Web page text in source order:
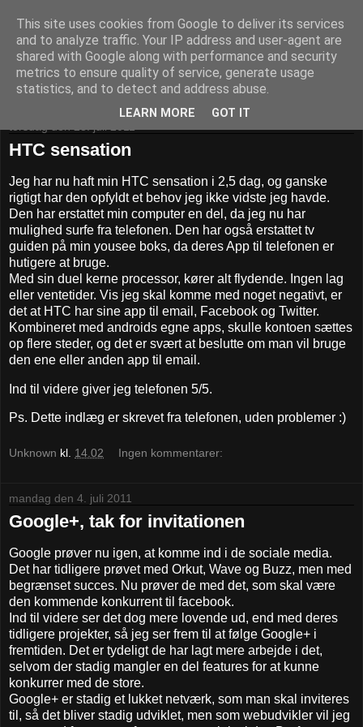
Daniel og hans whatever
Pivotpoint.dk - It's your decision
HTC sensation
Jeg har nu haft min HTC sensation i 2,5 dag, og ganske
rigtigt har den opfyldt et behov jeg ikke vidste jeg havde.
Den har erstattet min computer en del, da jeg nu har
mulighed surfe fra telefonen. Den har også erstattet tv
guiden på min yousee boks, da deres App til telefonen er
hutigere at bruge.
Med sin duel kerne processor, kører alt flydende. Ingen lag
eller ventetider. Vis jeg skal komme med noget negativt, er
det at HTC har sine app til email, Facebook og Twitter.
Kombineret med androids egne apps, skulle kontoen sættes
op flere steder, og det er svært at beslutte om man vil bruge
den ene eller anden app til email.
Ind til videre giver jeg telefonen 5/5.
Ps. Dette indlæg er skrevet fra telefonen, uden problemer :)
Unknown kl. 14.02 Ingen kommentarer:
mandag den 4. juli 2011
Google+, tak for invitationen
Google prøver nu igen, at komme ind i de sociale media.
Det har tidligere prøvet med Orkut, Wave og Buzz, men med
begrænset succes. Nu prøver de med det, som skal være
den kommende konkurrent til facebook.
Ind til videre ser det dog mere lovende ud, end med deres
tidligere projekter, så jeg ser frem til at følge Google+ i
fremtiden. Det er tydeligt de har lagt mere arbejde i det,
selvom der stadig mangler en del features for at kunne
konkurrer med de store.
Google+ er stadig et lukket netværk, som man skal inviteres
til, så det bliver stadig udviklet, men som webudvikler vil jeg
This site uses cookies from Google to deliver its services
and to analyze traffic. Your IP address and user-agent are
shared with Google along with performance and security
metrics to ensure quality of service, generate usage
statistics, and to detect and address abuse.
LEARN MORE GOT IT